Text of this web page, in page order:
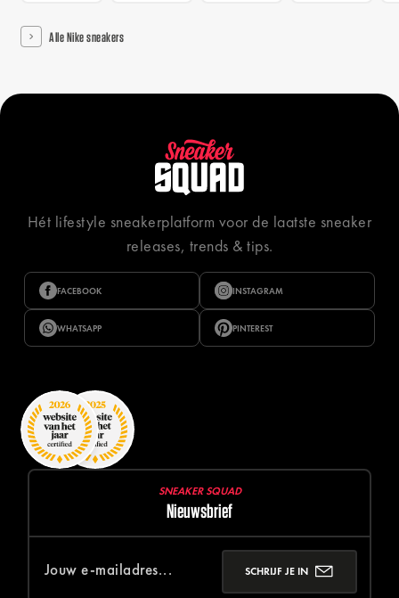
Alle Nike sneakers
Hét lifestyle sneakerplatform voor de laatste sneaker
releases, trends & tips.
FACEBOOK INSTAGRAM
WHATSAPP PINTEREST
SNEAKER SQUAD
Nieuwsbrief
SCHRIJF JE IN